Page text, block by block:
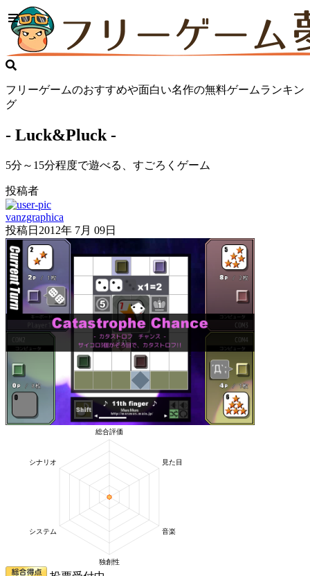
フリーゲームのおすすめや面白い名作の無料ゲームランキン
グ
- Luck&Pluck -
5分～15分程度で遊べる、すごろくゲーム
投稿者
vanzgraphica
投稿日 2012年 7月 09日